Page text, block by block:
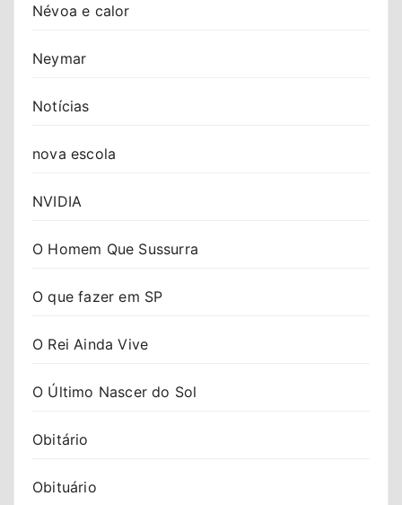
Névoa e calor
Neymar
Notícias
nova escola
NVIDIA
O Homem Que Sussurra
O que fazer em SP
O Rei Ainda Vive
O Último Nascer do Sol
Obitário
Obituário